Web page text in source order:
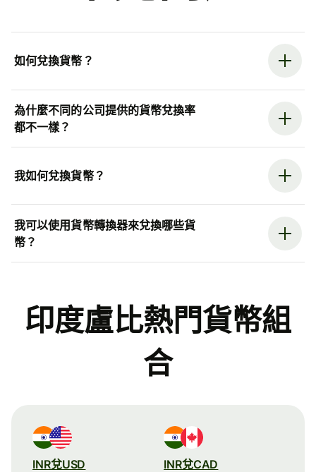
如何兌換貨幣？
為什麼不同的公司提供的貨幣兌換率
都不一樣？
我如何兌換貨幣？
我可以使用貨幣轉換器來兌換哪些貨
幣？
印度盧比熱門貨幣組
合
INR兌USD INR兌CAD